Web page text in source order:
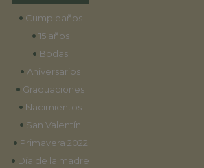
• Cumpleaños
• 15 años
• Bodas
• Aniversarios
• Graduaciones
• Nacimientos
• San Valentín
• Primavera 2022
• Día de la madre